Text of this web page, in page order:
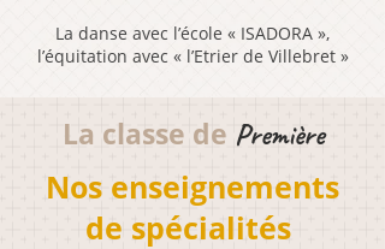
La danse avec l’école « ISADORA »,
l’équitation avec « l’Etrier de Villebret »
La classe de Première
Nos enseignements
de spécialités